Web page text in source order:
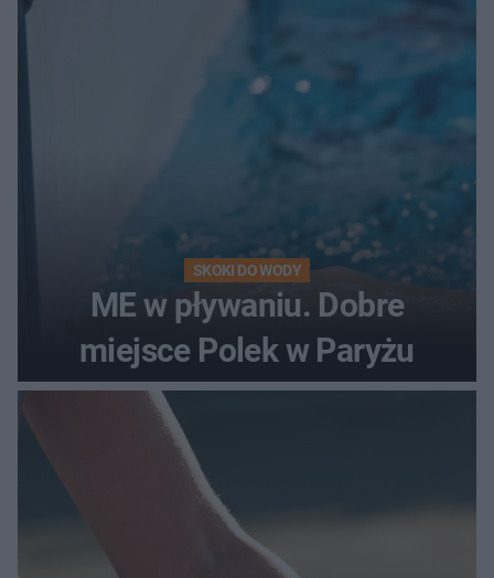
SKOKI DO WODY
ME w pływaniu. Dobre
miejsce Polek w Paryżu